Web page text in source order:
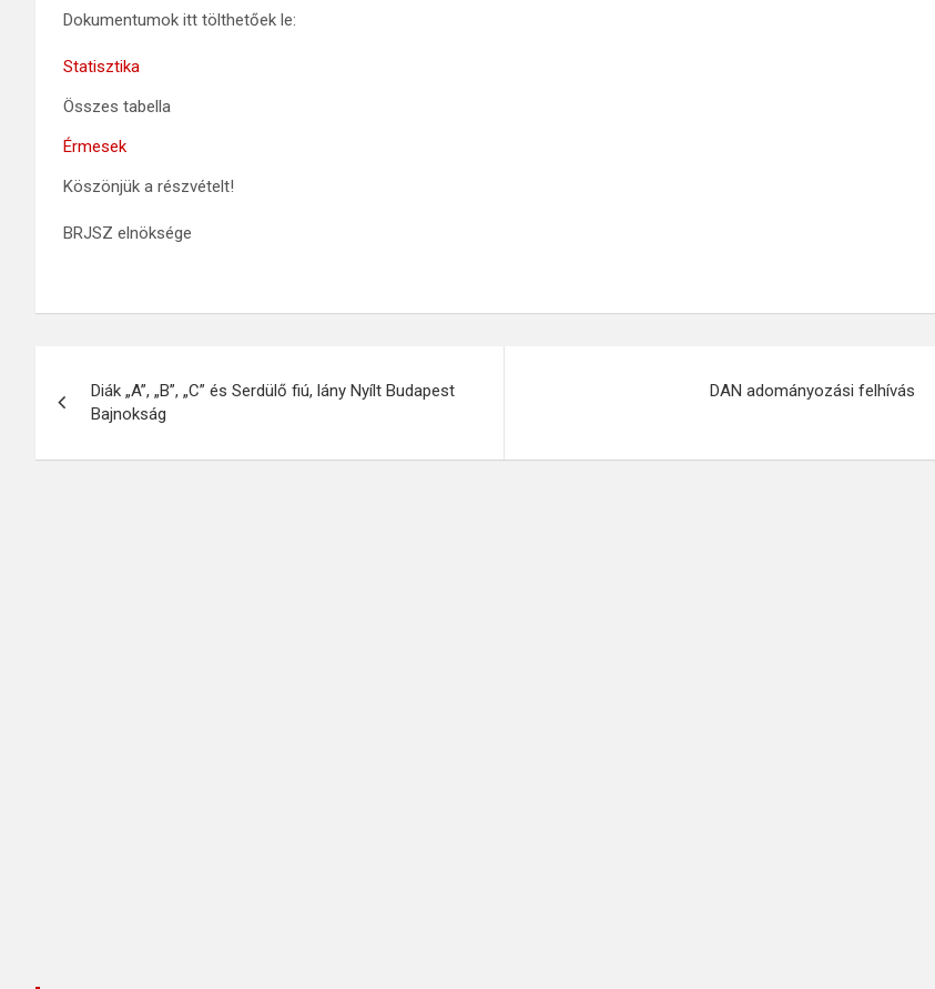
Dokumentumok itt tölthetőek le:
Statisztika
Összes tabella
Érmesek
Köszönjük a részvételt!
BRJSZ elnöksége
Diák „A”, „B”, „C” és Serdülő fiú, lány Nyílt Budapest
Bajnokság
DAN adományozási felhívás